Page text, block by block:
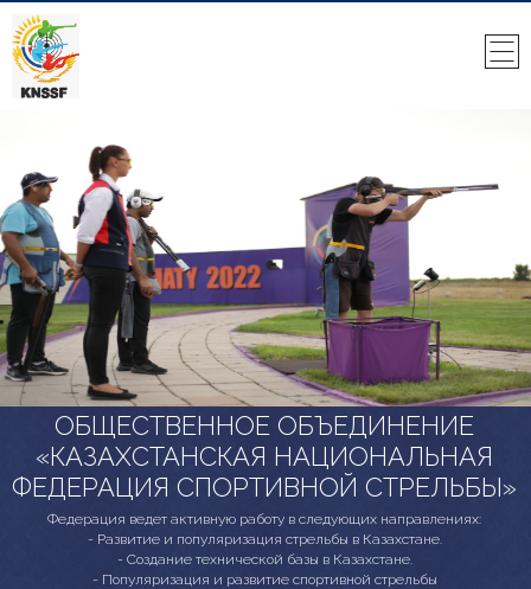
ОБЩЕСТВЕННОЕ ОБЪЕДИНЕНИЕ
«КАЗАХСТАНСКАЯ НАЦИОНАЛЬНАЯ
ФЕДЕРАЦИЯ СПОРТИВНОЙ СТРЕЛЬБЫ»
Федерация ведет активную работу в следующих направлениях:
- Развитие и популяризация стрельбы в Казахстане.
- Создание технической базы в Казахстане.
- Популяризация и развитие спортивной стрельбы